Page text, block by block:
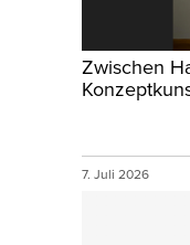
Zwischen
7. Juli 2026